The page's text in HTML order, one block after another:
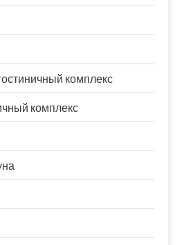
комплекс
комплекс